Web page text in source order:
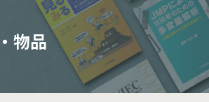
全国・地区大会2026お申込み受付中
物品